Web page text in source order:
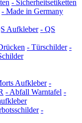
- Sicherheitsetiketten
- Made in Germany
Aufkleber - QS
- Türschilder -
Aufkleber -
- Abfall Warntafel -
-